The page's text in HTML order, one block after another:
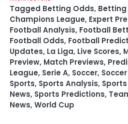
Tagged Betting Odds, Betting
Champions League, Expert
Football Analysis, Football
Football Odds, Football
Updates, La Liga, Live Scores,
Preview, Match Previews,
League, Serie A, Soccer,
Sports, Sports Analysis,
News, Sports Predictions,
News, World Cup